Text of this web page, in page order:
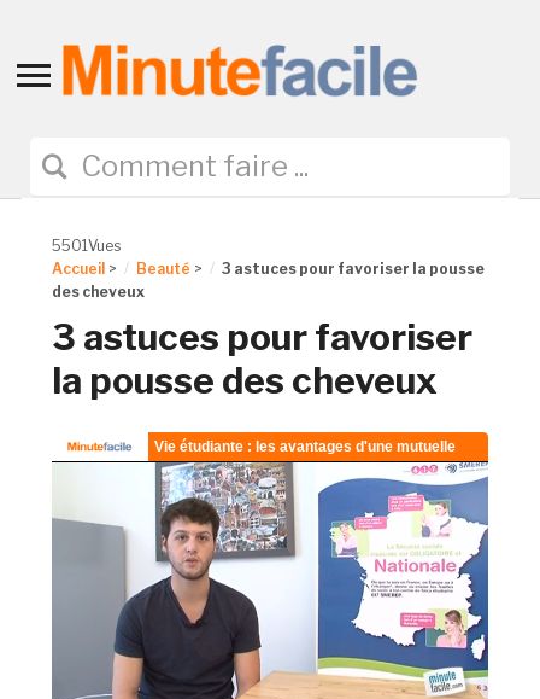
Toggle
navigation
5501Vues
Accueil > Beauté >
3 astuces pour favoriser la pousse
des cheveux
3 astuces pour favoriser
la pousse des cheveux